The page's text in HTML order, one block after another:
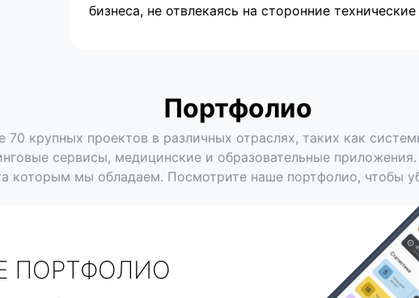
бизнеса, не отвлекаясь на сторонние
Портфолио
крупных проектов в различных отраслях, таких как
сервисы, медицинские и образовательные
которым мы обладаем. Посмотрите наше портфолио, чтобы
ПОРТФОЛИО